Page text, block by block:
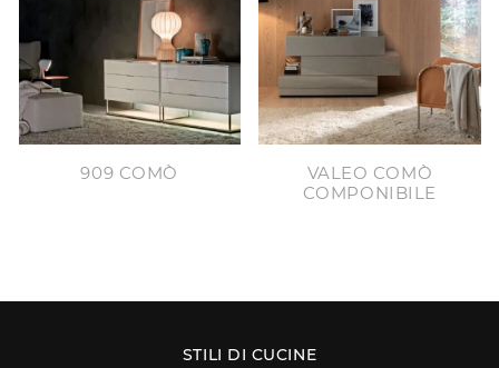
909 COMÒ
VALEO COMÒ
COMPONIBILE
STILI DI CUCINE